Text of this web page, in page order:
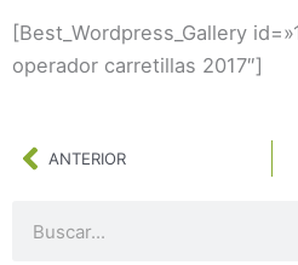
[Best_Wordpress_Gallery
operador carretillas 2017″]
AntANTERIOR